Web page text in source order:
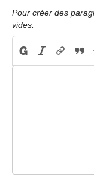
Pour créer des
vides.